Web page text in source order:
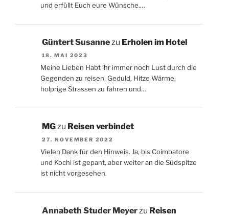
und erfüllt Euch eure Wünsche.…
Güntert Susannezu Erholen im Hotel
18. MAI 2023
Meine Lieben Habt ihr immer noch Lust durch die
Gegenden zu reisen, Geduld, Hitze Wärme,
holprige Strassen zu fahren und…
MGzu Reisen verbindet
27. NOVEMBER 2022
Vielen Dank für den Hinweis. Ja, bis Coimbatore
und Kochi ist gepant, aber weiter an die Südspitze
ist nicht vorgesehen.
Annabeth Studer Meyer zu Reisen